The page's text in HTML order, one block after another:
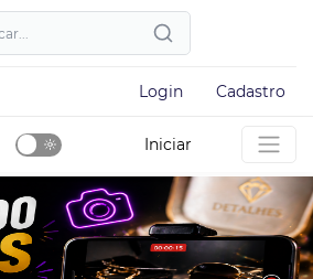
Login Cadastro
Iniciar